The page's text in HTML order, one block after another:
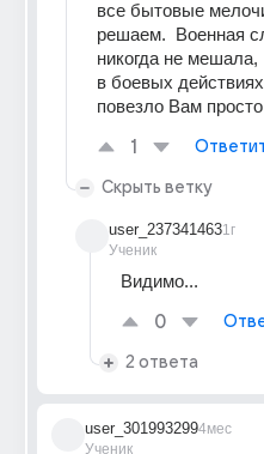
все бытовые
решаем.  Военная
никогда не мешала,
в боевых
повезло Вам
1
Скрыть ветку
user_237341463
Ученик
1г
Видимо...
0
2 ответа
user_301993299
Ученик
4мес